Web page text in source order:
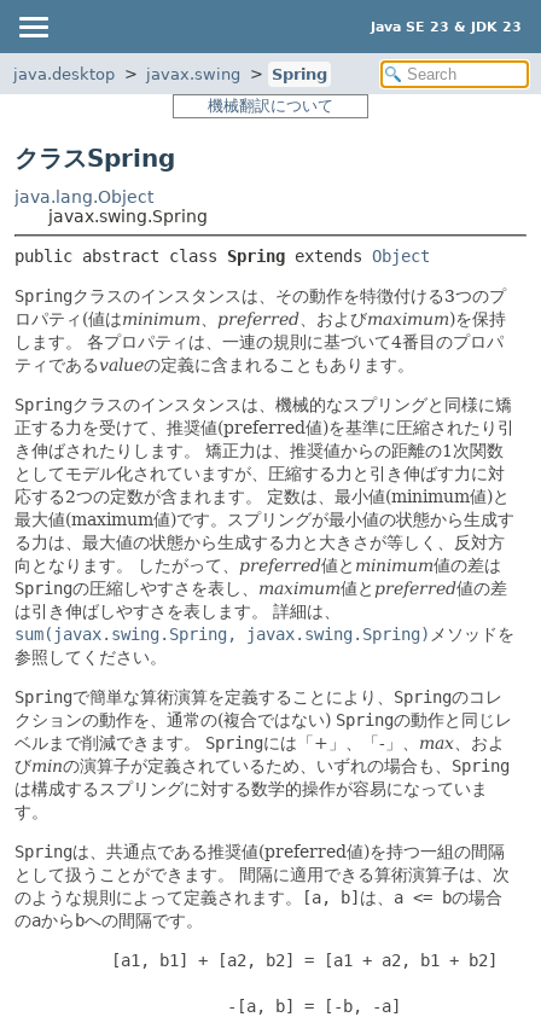
Java SE 23 & JDK 23
java.desktop javax.swing
Spring
機械翻訳について
クラスSpring
java.lang.Object
javax.swing.Spring
public abstract class Spring extends Object
Springクラスのインスタンスは、その動作を特徴付ける3つのプ
ロパティ(値はminimum preferred 、およびmaximum)を保持
します。
各プロパティは、一連の規則に基づいて4番目のプロパ
ティであるvalueの定義に含まれることもあります。
Springクラスのインスタンスは、機械的なスプリングと同様に矯
正する力を受けて、推奨値(preferred値)を基準に圧縮されたり引
き伸ばされたりします。
矯正力は、推奨値からの距離の1次関数
としてモデル化されていますが、圧縮する力と引き伸ばす力に対
応する2つの定数が含まれます。
定数は、最小値(minimum値)と
最大値(maximum値)です。スプリングが最小値の状態から生成す
る力は、最大値の状態から生成する力と大きさが等しく、反対方
向となります。
したがって、 preferred値と minimum値の差は
Springの圧縮しやすさを表し、 maximum値と preferred値の差
は引き伸ばしやすさを表します。
詳細は、
sum(javax.swing.Spring, javax.swing.Spring) メソッドを
参照してください。
Springで簡単な算術演算を定義することにより、 Springのコレ
クションの動作を、通常の(複合ではない) Springの動作と同じレ
ベルまで削減できます。
Springには「+」、「-」、 max 、およ
びminの演算子が定義されているため、いずれの場合も、 Spring
は構成するスプリングに対する数学的操作が容易になっていま
す。
Springは、共通点である推奨値(preferred値)を持つ一組の間隔
として扱うことができます。
間隔に適用できる算術演算子は、次
のような規則によって定義されます。
[a, b] は、 a <= bの場合
のaから bへの間隔です。
          [a1, b1] + [a2, b2] = [a1 + a2, b1 + b2]
                      -[a, b] = [-b, -a]